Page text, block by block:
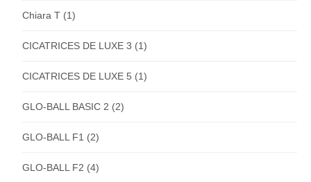
Chiara T (1)
CICATRICES DE LUXE 3 (1)
CICATRICES DE LUXE 5 (1)
GLO-BALL BASIC 2 (2)
GLO-BALL F1 (2)
GLO-BALL F2 (4)